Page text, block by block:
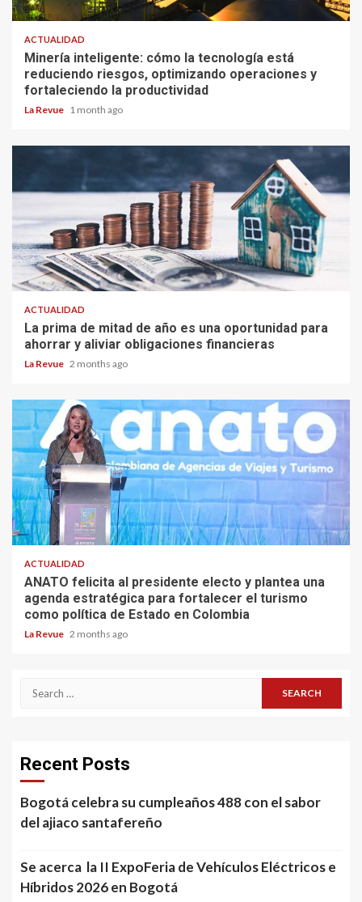
ACTUALIDAD
Minería inteligente: cómo la tecnología está
reduciendo riesgos, optimizando operaciones y
fortaleciendo la productividad
La Revue 1 month ago
ACTUALIDAD
La prima de mitad de año es una oportunidad para
ahorrar y aliviar obligaciones financieras
La Revue 2 months ago
ACTUALIDAD
ANATO felicita al presidente electo y plantea una
agenda estratégica para fortalecer el turismo
como política de Estado en Colombia
La Revue 2 months ago
Search
Recent Posts
Bogotá celebra su cumpleaños 488 con el sabor
del ajiaco santafereño
Se acerca la II ExpoFeria de Vehículos Eléctricos e
Híbridos 2026 en Bogotá